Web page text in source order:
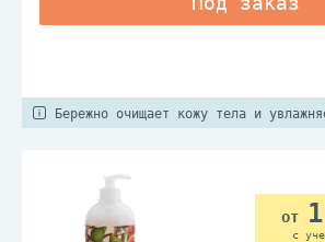
Бережно очищает кожу тела и
с